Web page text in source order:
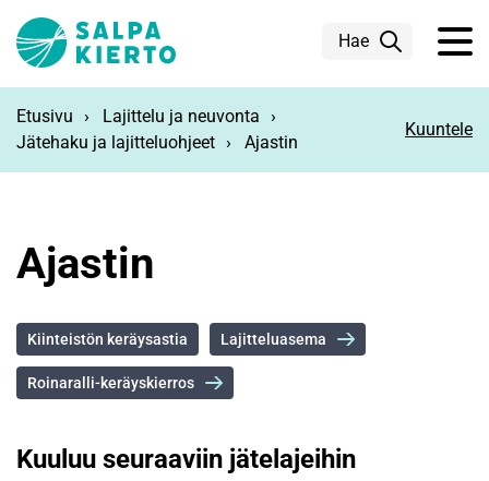
Hae
Etusivu
Lajittelu ja neuvonta
Jätehaku ja lajitteluohjeet
Ajastin
Kuuntele
Ajastin
Kiinteistön keräysastia Lajitteluasema
Roinaralli-keräyskierros
Kuuluu seuraaviin jätelajeihin